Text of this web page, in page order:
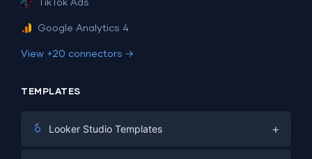
TikTok Ads
Google Analytics 4
View +20 connectors →
TEMPLATES
Looker Studio Templates +